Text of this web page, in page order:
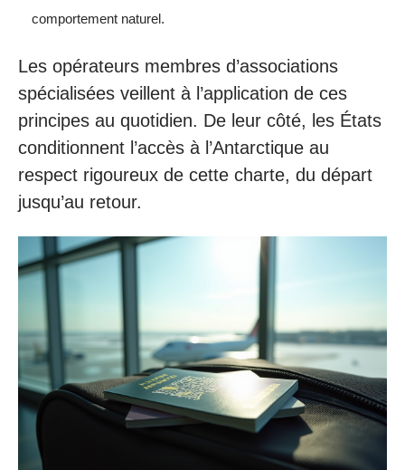
comportement naturel.
Les opérateurs membres d’associations
spécialisées veillent à l’application de ces
principes au quotidien. De leur côté, les États
conditionnent l’accès à l’Antarctique au
respect rigoureux de cette charte, du départ
jusqu’au retour.